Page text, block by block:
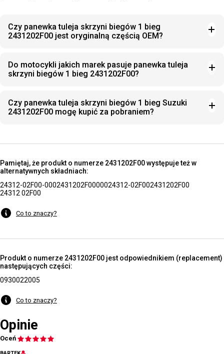
Czy panewka tuleja skrzyni biegów 1 bieg
2431202F00 jest oryginalną częścią OEM?
Do motocykli jakich marek pasuje panewka tuleja
skrzyni biegów 1 bieg 2431202F00?
Czy panewka tuleja skrzyni biegów 1 bieg Suzuki
2431202F00 mogę kupić za pobraniem?
Pamiętaj, że produkt o numerze 2431202F00 występuje też w
alternatywnych składniach:
24312-02F00-0002431202F0000024312-02F002431202F00
24312 02F00
Co to znaczy?
Produkt o numerze 2431202F00 jest odpowiednikiem (replacement)
następujących części:
0930022005
Co to znaczy?
Opinie
Oceń